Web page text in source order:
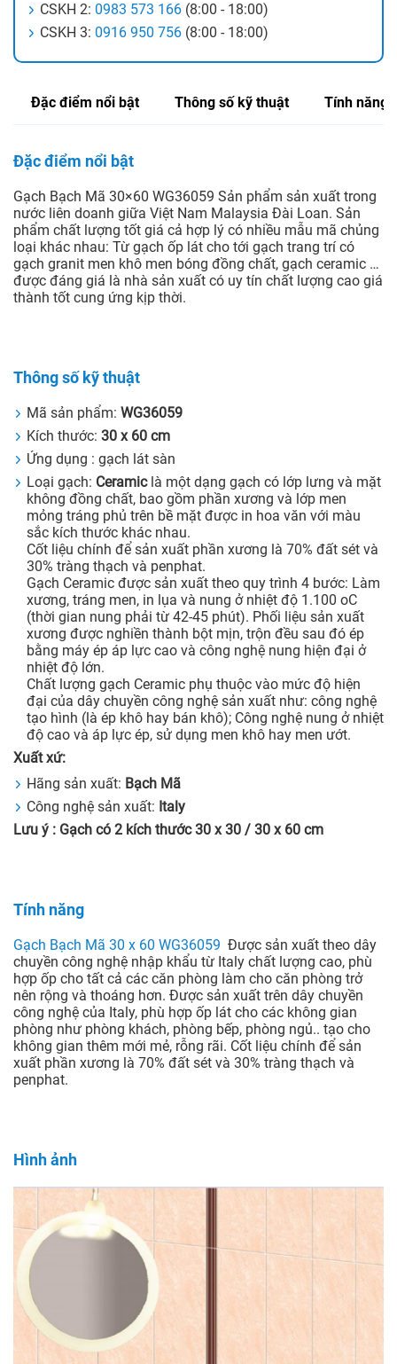
CSKH 2: 0983 573 166 (8:00 - 18:00)
CSKH 3: 0916 950 756 (8:00 - 18:00)
Đặc điểm nổi bật Thông số kỹ thuật Tính năng
Đặc điểm nổi bật
Gạch Bạch Mã 30×60 WG36059 Sản phẩm sản xuất trong
nước liên doanh giữa Việt Nam Malaysia Đài Loan. Sản
phẩm chất lượng tốt giá cả hợp lý có nhiều mẫu mã chủng
loại khác nhau: Từ gạch ốp lát cho tới gạch trang trí có
gạch granit men khô men bóng đồng chất, gạch ceramic …
được đáng giá là nhà sản xuất có uy tín chất lượng cao giá
thành tốt cung ứng kịp thời.
Thông số kỹ thuật
Mã sản phẩm: WG36059
Kích thước: 30 x 60 cm
Ứng dụng : gạch lát sàn
Loại gạch: Ceramiclà một dạng gạch có lớp lưng và mặt
không đồng chất, bao gồm phần xương và lớp men
mỏng tráng phủ trên bề mặt được in hoa văn với màu
sắc kích thước khác nhau.
Cốt liệu chính để sản xuất phần xương là 70% đất sét và
30% tràng thạch và penphat.
Gạch Ceramic được sản xuất theo quy trình 4 bước: Làm
xương, tráng men, in lụa và nung ở nhiệt độ 1.100 oC
(thời gian nung phải từ 42-45 phút). Phối liệu sản xuất
xương được nghiền thành bột mịn, trộn đều sau đó ép
bằng máy ép áp lực cao và công nghệ nung hiện đại ở
nhiệt độ lớn.
Chất lượng gạch Ceramic phụ thuộc vào mức độ hiện
đại của dây chuyền công nghệ sản xuất như: công nghệ
tạo hình (là ép khô hay bán khô); Công nghệ nung ở nhiệt
độ cao và áp lực ép, sử dụng men khô hay men ướt.
Xuất xứ:
Hãng sản xuất: Bạch Mã
Công nghệ sản xuất: Italy
Lưu ý : Gạch có 2 kích thước 30 x 30 / 30 x 60 cm
Tính năng
Gạch Bạch Mã 30 x 60 WG36059 Được sản xuất theo dây
chuyền công nghệ nhập khẩu từ Italy chất lượng cao, phù
hợp ốp cho tất cả các căn phòng làm cho căn phòng trở
nên rộng và thoáng hơn. Được sản xuất trên dây chuyền
công nghệ của Italy, phù hợp ốp lát cho các không gian
phòng như phòng khách, phòng bếp, phòng ngủ.. tạo cho
không gian thêm mới mẻ, rỗng rãi. Cốt liệu chính để sản
xuất phần xương là 70% đất sét và 30% tràng thạch và
penphat.
Hình ảnh